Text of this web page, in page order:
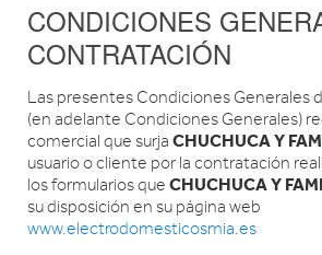
CONDICIONES
CONTRATACIÓN
Las presentes Condiciones Generales
(en adelante Condiciones Generales)
comercial que surja CHUCHUCA Y
usuario o cliente por la contratación
los formularios que CHUCHUCA Y
su disposición en su página web
www.electrodomesticosmia.es